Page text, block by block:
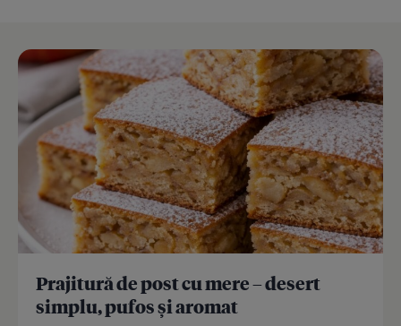
Prajitură de post cu mere – desert
simplu, pufos și aromat